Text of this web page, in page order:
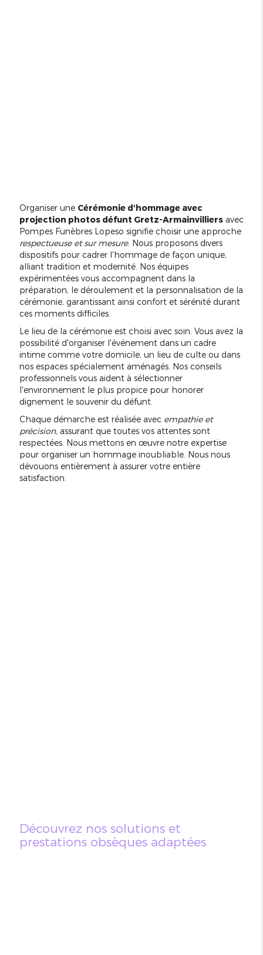
Organiser une Cérémonie d'hommage avec
projection photos défunt Gretz-Armainvilliersavec
Pompes Funèbres Lopeso signifie choisir une approche
respectueuse et sur mesure. Nous proposons divers
dispositifs pour cadrer l'hommage de façon unique,
alliant tradition et modernité. Nos équipes
expérimentées vous accompagnent dans la
préparation, le déroulement et la personnalisation de la
cérémonie, garantissant ainsi confort et sérénité durant
ces moments difficiles.
Le lieu de la cérémonie est choisi avec soin. Vous avez la
possibilité d'organiser l'événement dans un cadre
intime comme votre domicile, un lieu de culte ou dans
nos espaces spécialement aménagés. Nos conseils
professionnels vous aident à sélectionner
l'environnement le plus propice pour honorer
dignement le souvenir du défunt.
Chaque démarche est réalisée avec empathie et
précision, assurant que toutes vos attentes sont
respectées. Nous mettons en œuvre notre expertise
pour organiser un hommage inoubliable. Nous nous
dévouons entièrement à assurer votre entière
satisfaction.
Découvrez nos solutions et
prestations obsèques adaptées